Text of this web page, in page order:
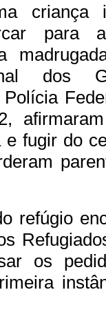
criança
para
dos
fugir do
refúgio
os